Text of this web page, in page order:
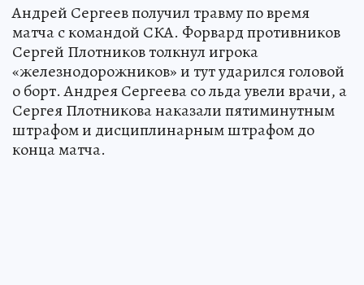
Андрей Сергеев получил травму по время
матча с командой СКА. Форвард противников
Сергей Плотников толкнул игрока
«железнодорожников» и тут ударился головой
о борт. Андрея Сергеева со льда увели врачи, а
Сергея Плотникова наказали пятиминутным
штрафом и дисциплинарным штрафом до
конца матча.